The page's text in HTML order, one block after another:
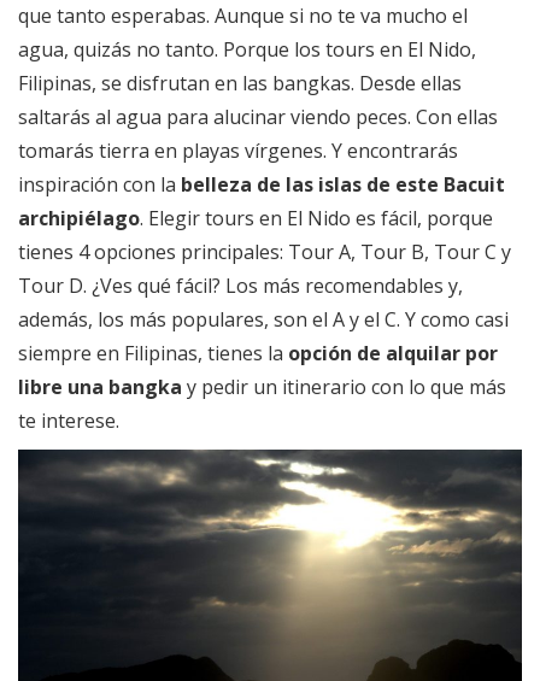
que tanto esperabas. Aunque si no te va mucho el
agua, quizás no tanto. Porque los tours en El Nido,
Filipinas, se disfrutan en las bangkas. Desde ellas
saltarás al agua para alucinar viendo peces. Con ellas
tomarás tierra en playas vírgenes. Y encontrarás
inspiración con la belleza de las islas de este Bacuit
archipiélago. Elegir tours en El Nido es fácil, porque
tienes 4 opciones principales: Tour A, Tour B, Tour C y
Tour D. ¿Ves qué fácil? Los más recomendables y,
además, los más populares, son el A y el C. Y como casi
siempre en Filipinas, tienes la opción de alquilar por
libre una bangka y pedir un itinerario con lo que más
te interese.